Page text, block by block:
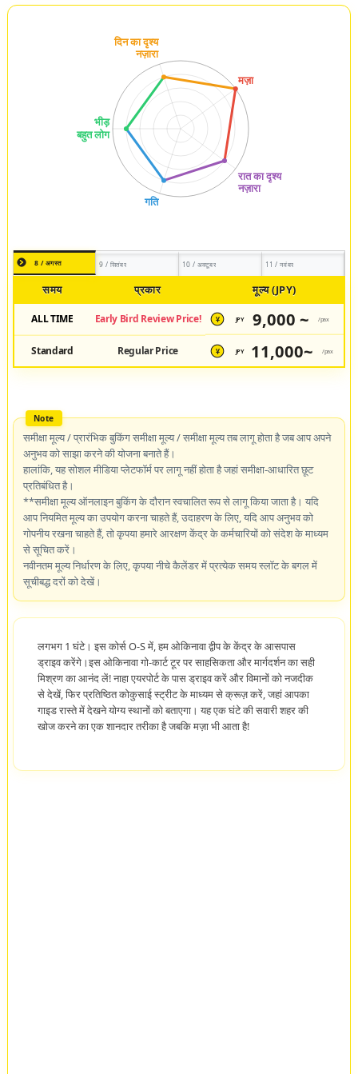
8 / अगस्त 9 / सितंबर 10 / अक्टूबर 11 / नवंबर
समय प्रकार मूल्य (JPY)
ALL TIME Early Bird Review Price! ¥ JPY 9,000 ~ /pax
Standard Regular Price ¥ JPY 11,000~ /pax
समीक्षा मूल्य / प्रारंभिक बुकिंग समीक्षा मूल्य / समीक्षा मूल्य तब लागू होता है जब आप अपने
अनुभव को साझा करने की योजना बनाते हैं।
हालांकि, यह सोशल मीडिया प्लेटफॉर्म पर लागू नहीं होता है जहां समीक्षा-आधारित छूट
प्रतिबंधित है।
**समीक्षा मूल्य ऑनलाइन बुकिंग के दौरान स्वचालित रूप से लागू किया जाता है। यदि
आप नियमित मूल्य का उपयोग करना चाहते हैं, उदाहरण के लिए, यदि आप अनुभव को
गोपनीय रखना चाहते हैं, तो कृपया हमारे आरक्षण केंद्र के कर्मचारियों को संदेश के माध्यम
से सूचित करें।
नवीनतम मूल्य निर्धारण के लिए, कृपया नीचे कैलेंडर में प्रत्येक समय स्लॉट के बगल में
सूचीबद्ध दरों को देखें।
लगभग 1 घंटे। इस कोर्स O-S में, हम ओकिनावा द्वीप के केंद्र के आसपास
ड्राइव करेंगे।इस ओकिनावा गो-कार्ट टूर पर साहसिकता और मार्गदर्शन का सही
मिश्रण का आनंद लें! नाहा एयरपोर्ट के पास ड्राइव करें और विमानों को नजदीक
से देखें, फिर प्रतिष्ठित कोकुसाई स्ट्रीट के माध्यम से क्रूज़ करें, जहां आपका
गाइड रास्ते में देखने योग्य स्थानों को बताएगा। यह एक घंटे की सवारी शहर की
खोज करने का एक शानदार तरीका है जबकि मज़ा भी आता है!